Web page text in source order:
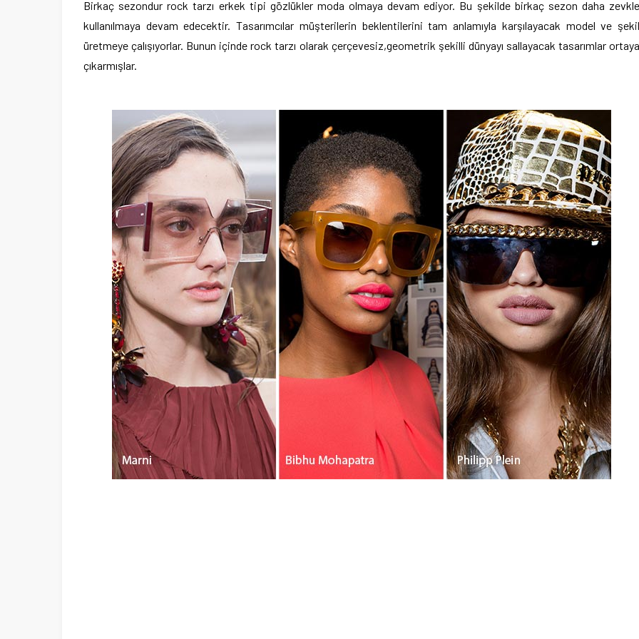
Birkaç sezondur rock tarzı erkek tipi gözlükler moda olmaya devam ediyor. Bu şekilde birkaç sezon daha zevkle
kullanılmaya devam edecektir. Tasarımcılar müşterilerin beklentilerini tam anlamıyla karşılayacak model ve şekil
üretmeye çalışıyorlar. Bunun içinde rock tarzı olarak çerçevesiz,geometrik şekilli dünyayı sallayacak tasarımlar ortaya
çıkarmışlar.